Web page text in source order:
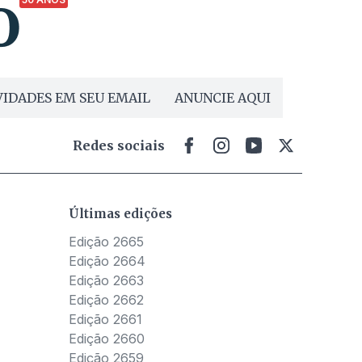
EM SEU EMAIL ANUNCIE AQUI
Redes sociais
Últimas edições
Edição 2665
Edição 2664
Edição 2663
Edição 2662
Edição 2661
Edição 2660
Edição 2659